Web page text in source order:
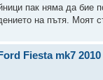
пак няма да бие
на пътя. Моят
Fiesta mk7